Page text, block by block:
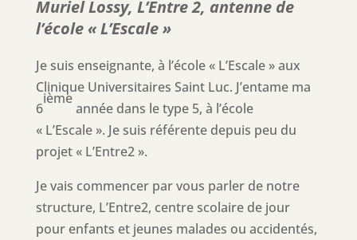
Muriel Lossy, L’Entre 2, antenne de
l’école « L’Escale »
Je suis enseignante, à l’école « L’Escale » aux
Clinique Universitaires Saint Luc. J’entame ma
6
ième
année dans le type 5, à l’école
« L’Escale ». Je suis référente depuis peu du
projet « L’Entre2 ».
Je vais commencer par vous parler de notre
structure, L’Entre2, centre scolaire de jour
pour enfants et jeunes malades ou accidentés,